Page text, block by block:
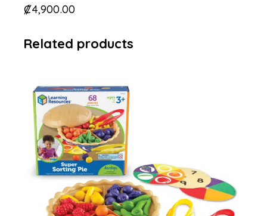
₡4,900.00
Related products